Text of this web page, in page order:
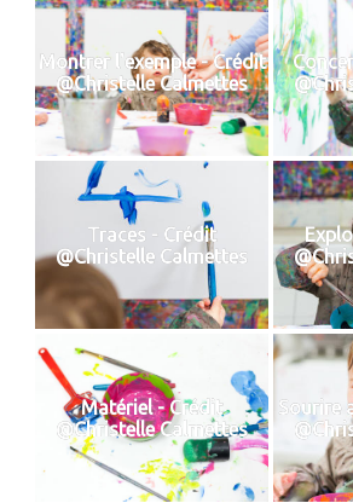
Montrer l'exemple - Crédit
@Christelle Calmettes
Traces - Crédit
@Christelle Calmettes
Matériel - Crédit
@Christelle Calmettes
Sourire